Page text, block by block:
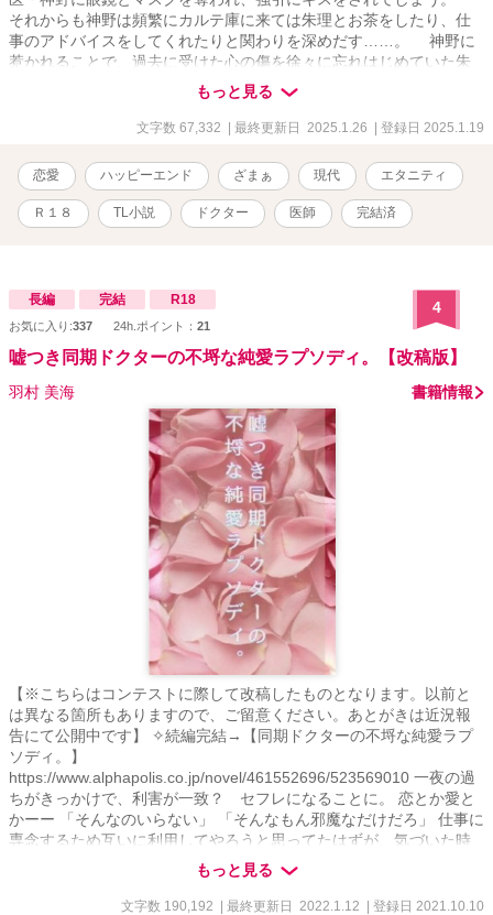
それからも神野は頻繁にカルテ庫に来ては朱理とお茶をしたり、仕
事のアドバイスをしてくれたりと関わりを深めだす……。 神野に
惹かれることで、過去に受けた心の傷を徐々に忘れはじめていた朱
理。 だが二人に思いもかけない事件が起きて――。 ※大人ドクタ
ーと真面目事務員の恋愛です🌟 ※Ｒ18シーン有 ※全話投稿予約済
※2018.07.01 にLUNA文庫様より出版していた「眠りの森のドクタ
えにあります。 💕💕💕神野視点と結婚式を追加してます💕💕💕 ※イ
ラスト：名残みちる（https://x.com/___NAGORI）様 デザイン：
まお（https://x.com/MAO034626） 様 にお願いいたしました🌟
もっと見る
文字数 67,332 | 最終更新日 2025.1.26 | 登録日 2025.1.19
恋愛 ハッピーエンド ざまぁ 現代 エタニティ
Ｒ１８ TL小説 ドクター 医師 完結済
長編 完結 R18
お気に入り:337 24h.ポイント： 21
4
嘘つき同期ドクターの不埒な純愛ラプソディ。【改稿版】
羽村 美海 書籍情報
【※こちらはコンテストに際して改稿したものとなります。以前と
は異なる箇所もありますので、ご留意ください。あとがきは近況報
告にて公開中です】 ✧続編完結→【同期ドクターの不埒な純愛ラプ
ソディ。】
https://www.alphapolis.co.jp/novel/461552696/523569010 一夜の過
ちがきっかけで、利害が一致？ セフレになることに。 恋とか愛と
かーー 「そんなのいらない」 「そんなもん邪魔なだけだろ」 仕事に
専念するため互いに利用してやろうと思ってたはずが、気づいた時
には既に手遅れ？ 同期ドクターが奏でるバトル満載のラブロマンス
勃発!? 本気の恋を知らないカタブツ？内科医VS恋よりも腕を磨くこ
とが何より大事？な天才外科医の不埒な純愛ラプソディ。 嘘つきな
もっと見る
文字数 190,192 | 最終更新日 2022.1.12 | 登録日 2021.10.10